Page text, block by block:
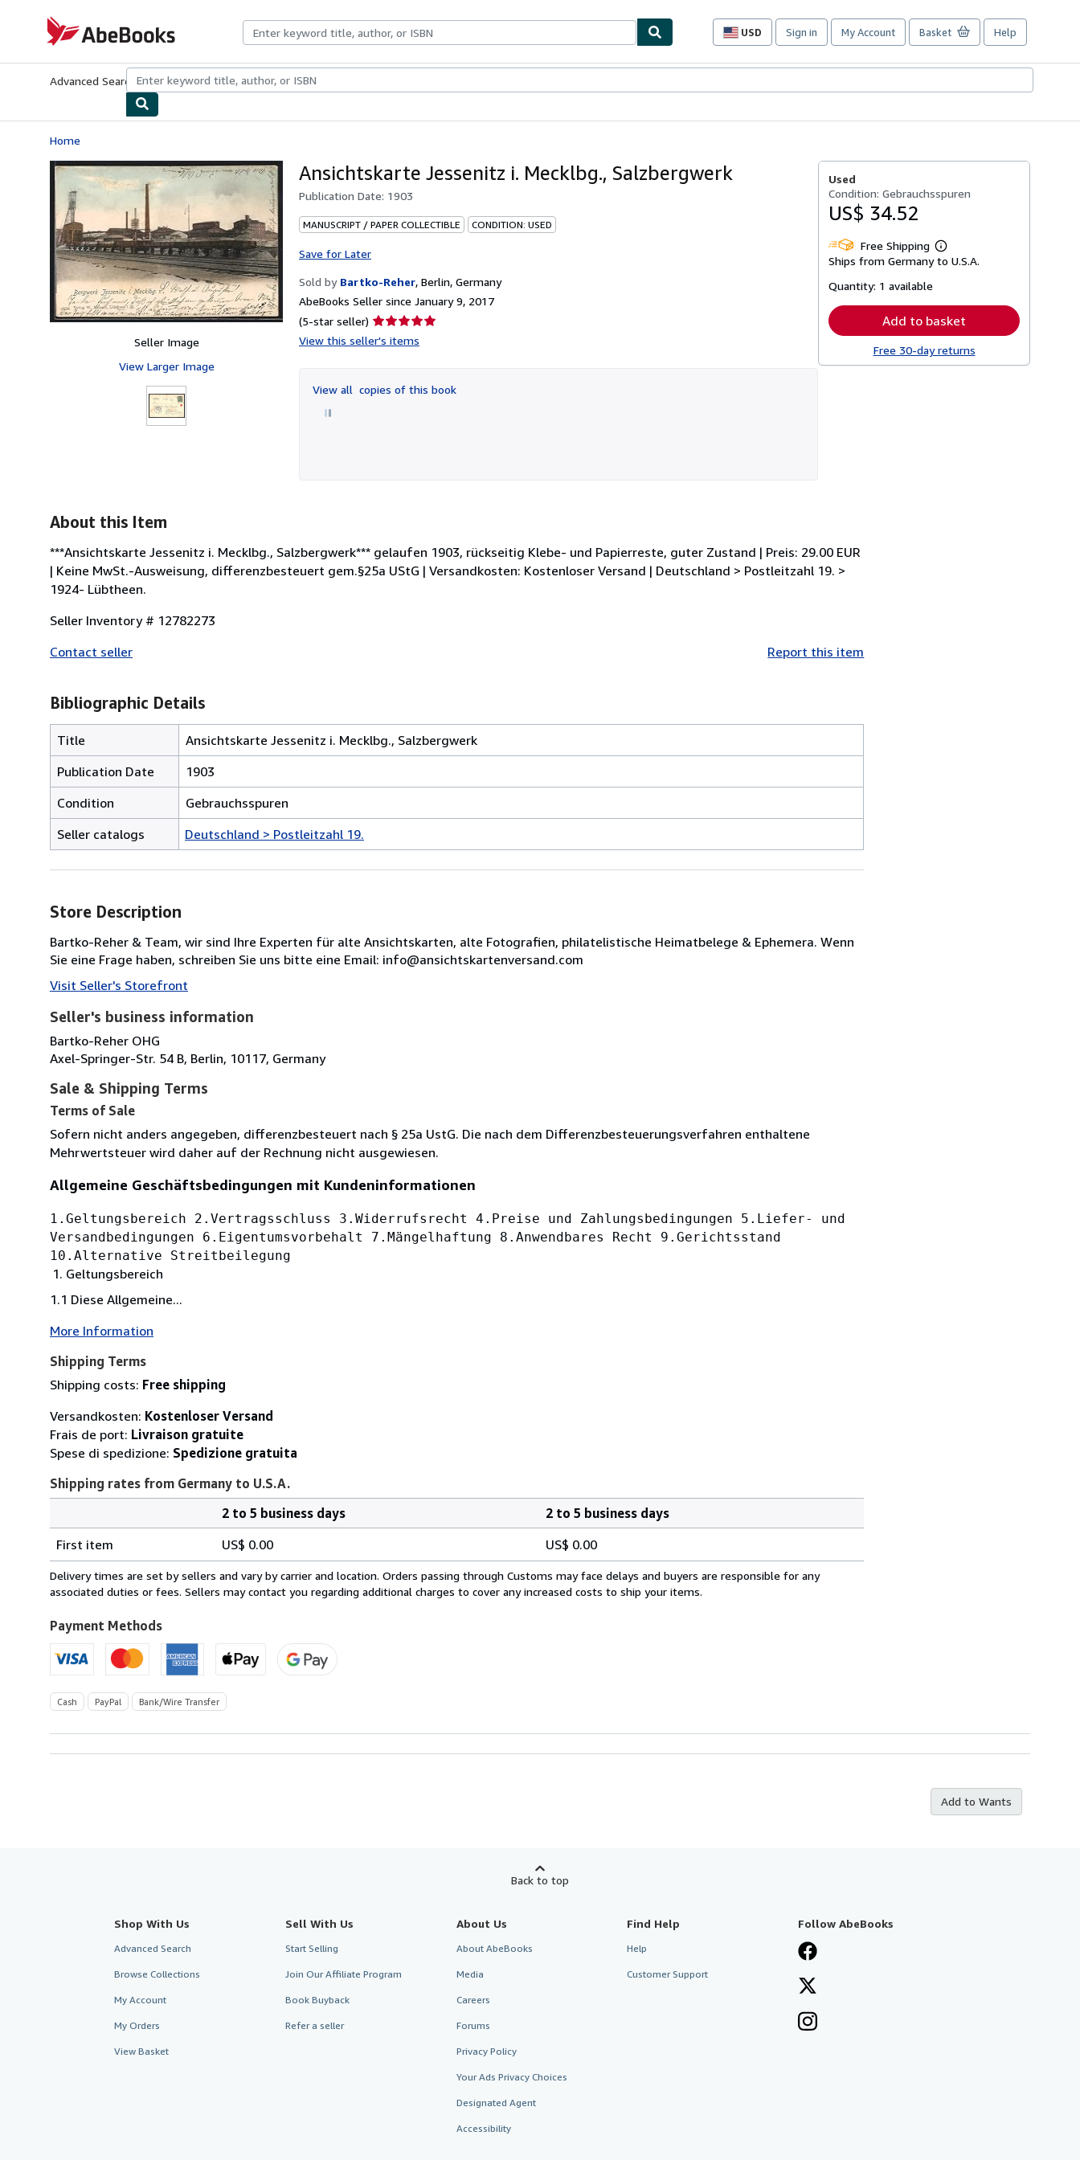
AbeBooks.com
USD
Site
preferences
Sign in My Account Basket Help
Advanced Search Browse CollectionsRare BooksArt & Collectibles
Home
Seller Image
View Larger Image
Ansichtskarte Jessenitz i. Mecklbg., Salzbergwerk
Publication Date: 1903
MANUSCRIPT / PAPER COLLECTIBLE CONDITION: USED
Save for Later
Sold by Bartko-Reher, Berlin, Germany
AbeBooks Seller since January 9, 2017
(5-star seller) Seller
rating
of
5
View this seller's items
View all copies of this book
Used
Condition: Gebrauchsspuren
US$ 34.52
Free Shipping
Learn
more
Ships from Germany to U.S.A.
Quantity: 1 available
Add to basket
Free 30-day returns
About this Item
***Ansichtskarte Jessenitz i. Mecklbg., Salzbergwerk*** gelaufen 1903, rückseitig Klebe- und Papierreste, guter Zustand | Preis: 29.00 EUR
| Keine MwSt.-Ausweisung, differenzbesteuert gem.§25a UStG | Versandkosten: Kostenloser Versand | Deutschland > Postleitzahl 19. >
1924- Lübtheen.
Seller Inventory # 12782273
Contact seller
Report this item
Bibliographic Details
Title
Ansichtskarte Jessenitz i. Mecklbg., Salzbergwerk
Publication Date
1903
Condition
Gebrauchsspuren
Seller catalogs
Deutschland > Postleitzahl 19.
Store Description
Bartko-Reher & Team, wir sind Ihre Experten für alte Ansichtskarten, alte Fotografien, philatelistische Heimatbelege & Ephemera. Wenn
Sie eine Frage haben, schreiben Sie uns bitte eine Email: info@ansichtskartenversand.com
Visit Seller's Storefront
Seller's business information
Bartko-Reher OHG
Axel-Springer-Str. 54 B, Berlin, 10117, Germany
Sale & Shipping Terms
Terms of Sale
Sofern nicht anders angegeben, differenzbesteuert nach § 25a UstG. Die nach dem Differenzbesteuerungsverfahren enthaltene
Mehrwertsteuer wird daher auf der Rechnung nicht ausgewiesen.
Allgemeine Geschäftsbedingungen mit Kundeninformationen
1.Geltungsbereich 2.Vertragsschluss 3.Widerrufsrecht 4.Preise und Zahlungsbedingungen 5.Liefer- und
Versandbedingungen 6.Eigentumsvorbehalt 7.Mängelhaftung 8.Anwendbares Recht 9.Gerichtsstand
10.Alternative Streitbeilegung
Geltungsbereich
1.1 Diese Allgemeine...
More Information
Shipping Terms
Shipping costs: Free shipping
Versandkosten: Kostenloser Versand
Frais de port: Livraison gratuite
Spese di spedizione: Spedizione gratuita
Shipping rates from Germany to U.S.A.
rates
from
Germany
U.S.A.
2 to 5 business days
2 to 5 business days
First item
US$ 0.00 US$ 0.00
Delivery times are set by sellers and vary by carrier and location. Orders passing through Customs may face delays and buyers are responsible for any
associated duties or fees. Sellers may contact you regarding additional charges to cover any increased costs to ship your items.
Payment Methods
Cash PayPal Bank/Wire Transfer
Add to Wants
Back to top
Shop With Us
Advanced Search
Browse Collections
My Account
My Orders
View Basket
Sell With Us
Start Selling
Join Our Affiliate Program
Book Buyback
Refer a seller
About Us
About AbeBooks
Media
Careers
Forums
Privacy Policy
Your Ads Privacy Choices
Designated Agent
Accessibility
Find Help
Help
Customer Support
Follow AbeBooks